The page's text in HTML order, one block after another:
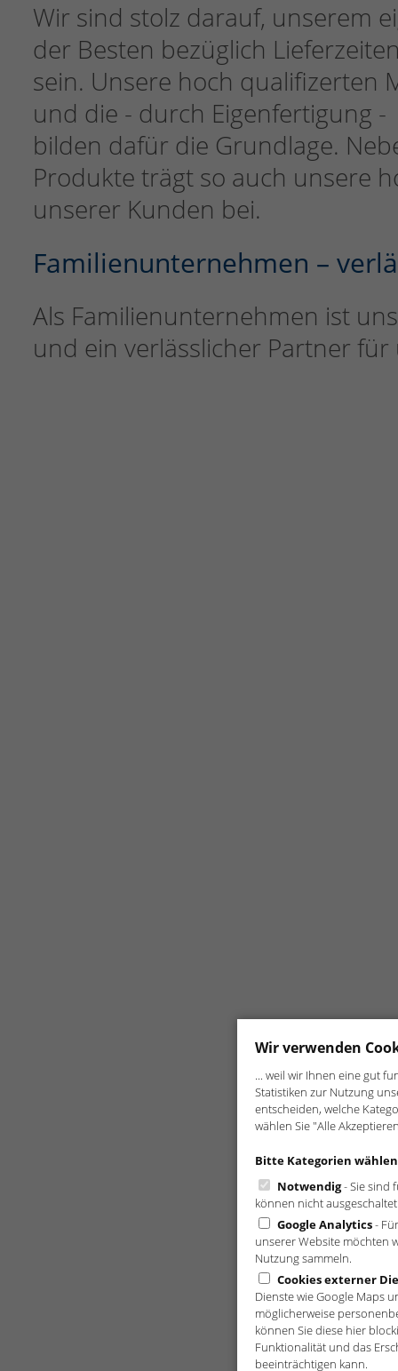
Wir sind stolz darauf, unserem
der Besten bezüglich
sein. Unsere hoch qualifizerten
und die - durch Eigenfertigung
bilden dafür die Grundlage.
Produkte trägt so auch unsere
unserer Kunden bei.
Familienunternehmen –
Als Familienunternehmen ist
und ein verlässlicher Partner
Wir verwenden
... weil wir Ihnen eine gut
Statistiken zur Nutzung
entscheiden, welche
wählen Sie "Alle
Bitte Kategorien
Notwendig- Sie sind
können nicht
Google Analytics-
unserer Website möchten
Nutzung sammeln.
Cookies externer
Dienste wie Google Maps
möglicherweise
können Sie diese hier
Funktionalität und das
beeinträchtigen kann.